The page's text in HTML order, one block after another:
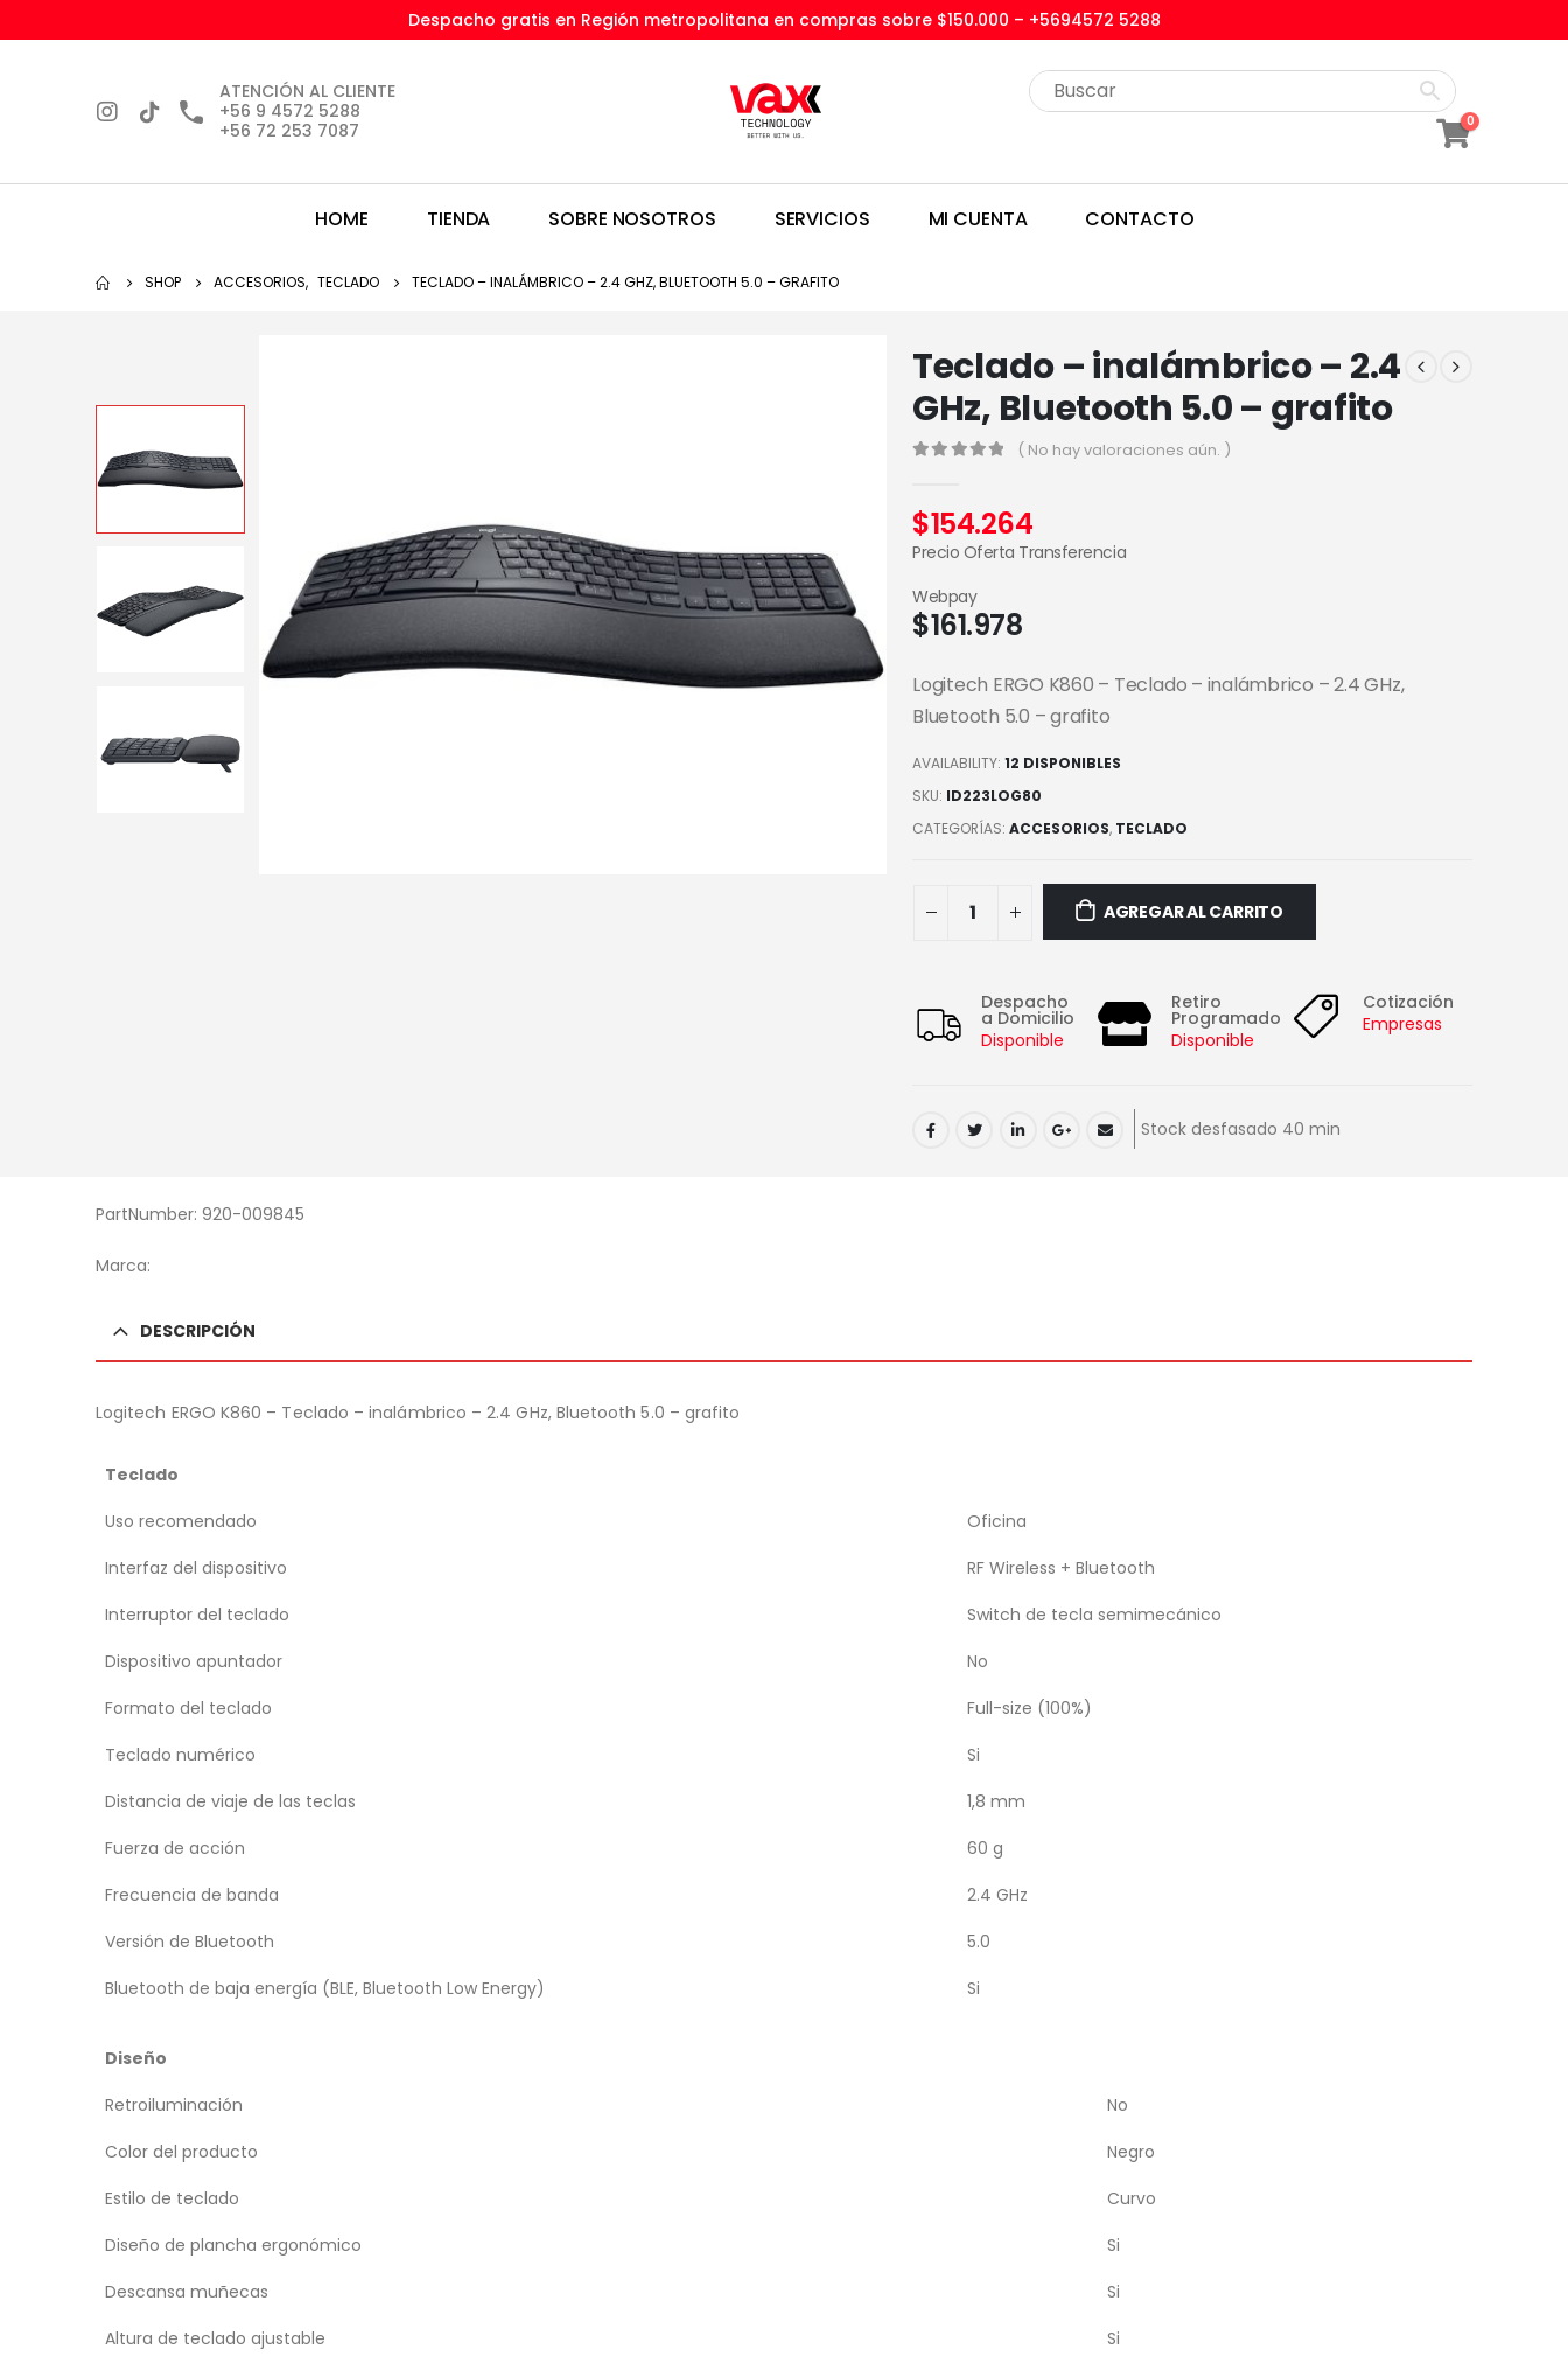
Despacho gratis en Región metropolitana en compras sobre $150.000 – +5694572 5288
ATENCIÓN AL CLIENTE
+56 9 4572 5288
+56 72 253 7087
0
HOME TIENDA SOBRE NOSOTROS SERVICIOS MI CUENTA CONTACTO
SHOP ACCESORIOS, TECLADO TECLADO – INALÁMBRICO – 2.4 GHZ, BLUETOOTH 5.0 – GRAFITO
Teclado – inalámbrico – 2.4
GHz, Bluetooth 5.0 – grafito
( No hay valoraciones aún. )
$154.264
Precio Oferta Transferencia
$161.978
Webpay
Logitech ERGO K860 – Teclado – inalámbrico – 2.4 GHz,
Bluetooth 5.0 – grafito
AVAILABILITY: 12 DISPONIBLES
SKU: ID223LOG80
CATEGORÍAS: ACCESORIOS, TECLADO
AGREGAR AL CARRITO
Despacho
a Domicilio
Disponible
Retiro
Programado
Disponible
Cotización
Empresas
Stock desfasado 40 min
PartNumber: 920-009845
Marca:
DESCRIPCIÓN
Logitech ERGO K860 – Teclado – inalámbrico – 2.4 GHz, Bluetooth 5.0 – grafito
Teclado
Uso recomendado
Oficina
Interfaz del dispositivo
RF Wireless + Bluetooth
Interruptor del teclado
Switch de tecla semimecánico
Dispositivo apuntador
No
Formato del teclado
Full-size (100%)
Teclado numérico
Si
Distancia de viaje de las teclas
1,8 mm
Fuerza de acción
60 g
Frecuencia de banda
2.4 GHz
Versión de Bluetooth
5.0
Bluetooth de baja energía (BLE, Bluetooth Low Energy)
Si
Diseño
Retroiluminación
No
Color del producto
Negro
Estilo de teclado
Curvo
Diseño de plancha ergonómico
Si
Descansa muñecas
Si
Altura de teclado ajustable
Si